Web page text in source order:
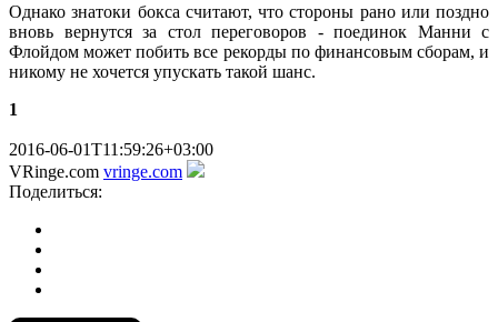
Однако знатоки бокса считают, что стороны рано или поздно
вновь вернутся за стол переговоров - поединок Манни с
Флойдом может побить все рекорды по финансовым сборам, и
никому не хочется упускать такой шанс.
1
2016-06-01T11:59:26+03:00
VRinge.com vringe.com
Поделиться: